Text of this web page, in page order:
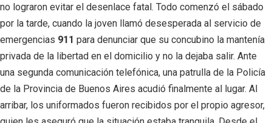
no lograron evitar el desenlace fatal. Todo comenzó el sábado
por la tarde, cuando la joven llamó desesperada al servicio de
emergencias 911 para denunciar que su concubino la mantenía
privada de la libertad en el domicilio y no la dejaba salir. Ante
una segunda comunicación telefónica, una patrulla de la Policía
de la Provincia de Buenos Aires acudió finalmente al lugar. Al
arribar, los uniformados fueron recibidos por el propio agresor,